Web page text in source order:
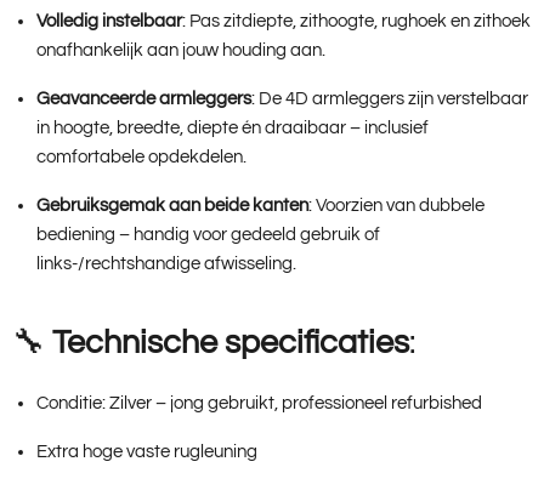
Volledig instelbaar: Pas zitdiepte, zithoogte, rughoek en zithoek
onafhankelijk aan jouw houding aan.
Geavanceerde armleggers: De 4D armleggers zijn verstelbaar
in hoogte, breedte, diepte én draaibaar – inclusief
comfortabele opdekdelen.
Gebruiksgemak aan beide kanten: Voorzien van dubbele
bediening – handig voor gedeeld gebruik of
links-/rechtshandige afwisseling.
🔧 Technische specificaties:
Conditie: Zilver – jong gebruikt, professioneel refurbished
Extra hoge vaste rugleuning